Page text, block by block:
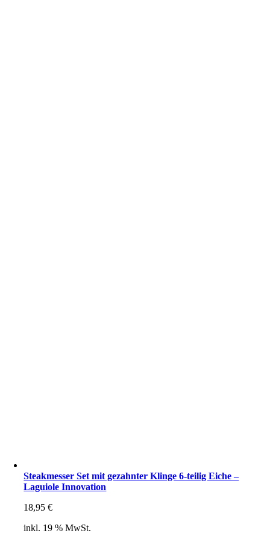
Steakmesser Set mit gezahnter Klinge 6-teilig Eiche –
Laguiole Innovation
18,95€
inkl. 19 % MwSt.